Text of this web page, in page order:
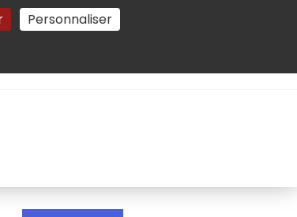
Personnaliser
cookies